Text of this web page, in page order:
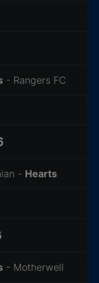
- Rangers FC
- Hearts
- Motherwell